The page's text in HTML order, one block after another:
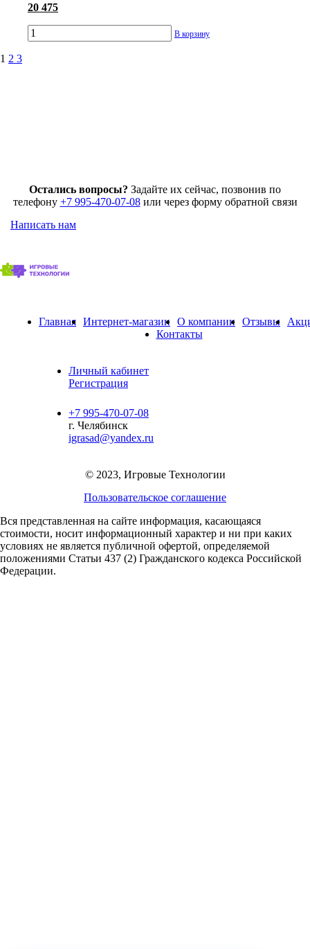
20 475
В корзину
1 2 3
Остались вопросы? Задайте их сейчас, позвонив по
телефону +7 995-470-07-08или через форму обратной связи
Написать нам
Главная Интернет-магазин О компании Отзывы
Контакты
Личный кабинет
Регистрация
+7 995-470-07-08
г. Челябинск
igrasad@yandex.ru
© 2023, Игровые Технологии
Пользовательское соглашение
Вся представленная на сайте информация, касающаяся
стоимости, носит информационный характер и ни при каких
условиях не является публичной офертой, определяемой
положениями Статьи 437 (2) Гражданского кодекса Российской
Федерации.